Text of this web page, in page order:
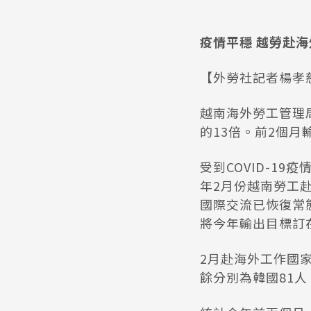
疫情平穩 越勞赴
【外勞社記者楊
越南海外勞工管
的13倍。前2個月
受到COVID-19疫
年2月份越南勞工
國際交流已恢復
將今年輸出目標
2月赴海外工作國
餘分別為韓國81